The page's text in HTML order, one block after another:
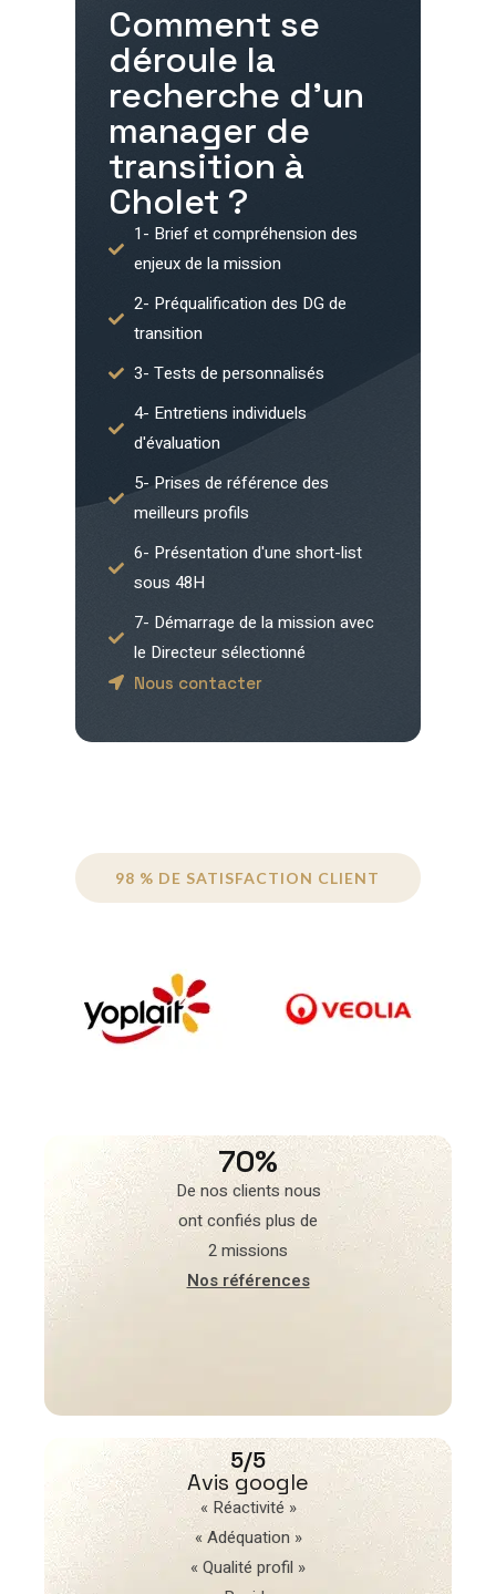
Comment se
déroule la
recherche d'un
manager de
transition à
Cholet ?
1- Brief et compréhension des
enjeux de la mission
2- Préqualification des DG de
transition
3- Tests de personnalisés
4- Entretiens individuels
d'évaluation
5- Prises de référence des
meilleurs profils
6- Présentation d'une short-list
sous 48H
7- Démarrage de la mission avec
le Directeur sélectionné
Nous contacter
98 % DE SATISFACTION CLIENT
70%
De nos clients nous
ont confiés plus de
2 missions
Nos références
5/5
Avis google
« Réactivité »
« Adéquation »
« Qualité profil »